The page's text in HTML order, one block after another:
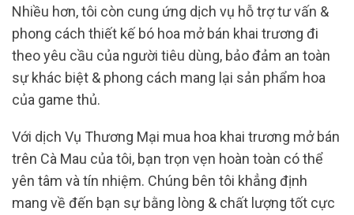
Nhiều hơn, tôi còn cung ứng dịch vụ hỗ trợ tư vấn &
phong cách thiết kế bó hoa mở bán khai trương đi
theo yêu cầu của người tiêu dùng, bảo đảm an toàn
sự khác biệt & phong cách mang lại sản phẩm hoa
của game thủ.
Với dịch Vụ Thương Mại mua hoa khai trương mở bán
trên Cà Mau của tôi, bạn trọn vẹn hoàn toàn có thể
yên tâm và tín nhiệm. Chúng bên tôi khẳng định
mang về đến bạn sự bằng lòng & chất lượng tốt cực